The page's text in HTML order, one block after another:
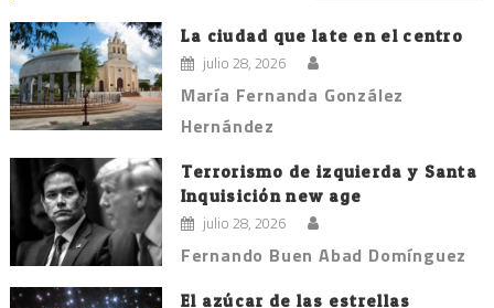
entradas
La ciudad que late en el centro
julio 28, 2026
María Fernanda González
Hernández
Terrorismo de izquierda y Santa
Inquisición new age
julio 28, 2026
Fernando Buen Abad Domínguez
El azúcar de las estrellas